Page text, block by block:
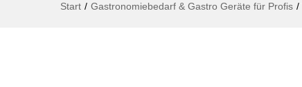
Start / Gastronomiebedarf & Gastro Geräte für Profis /